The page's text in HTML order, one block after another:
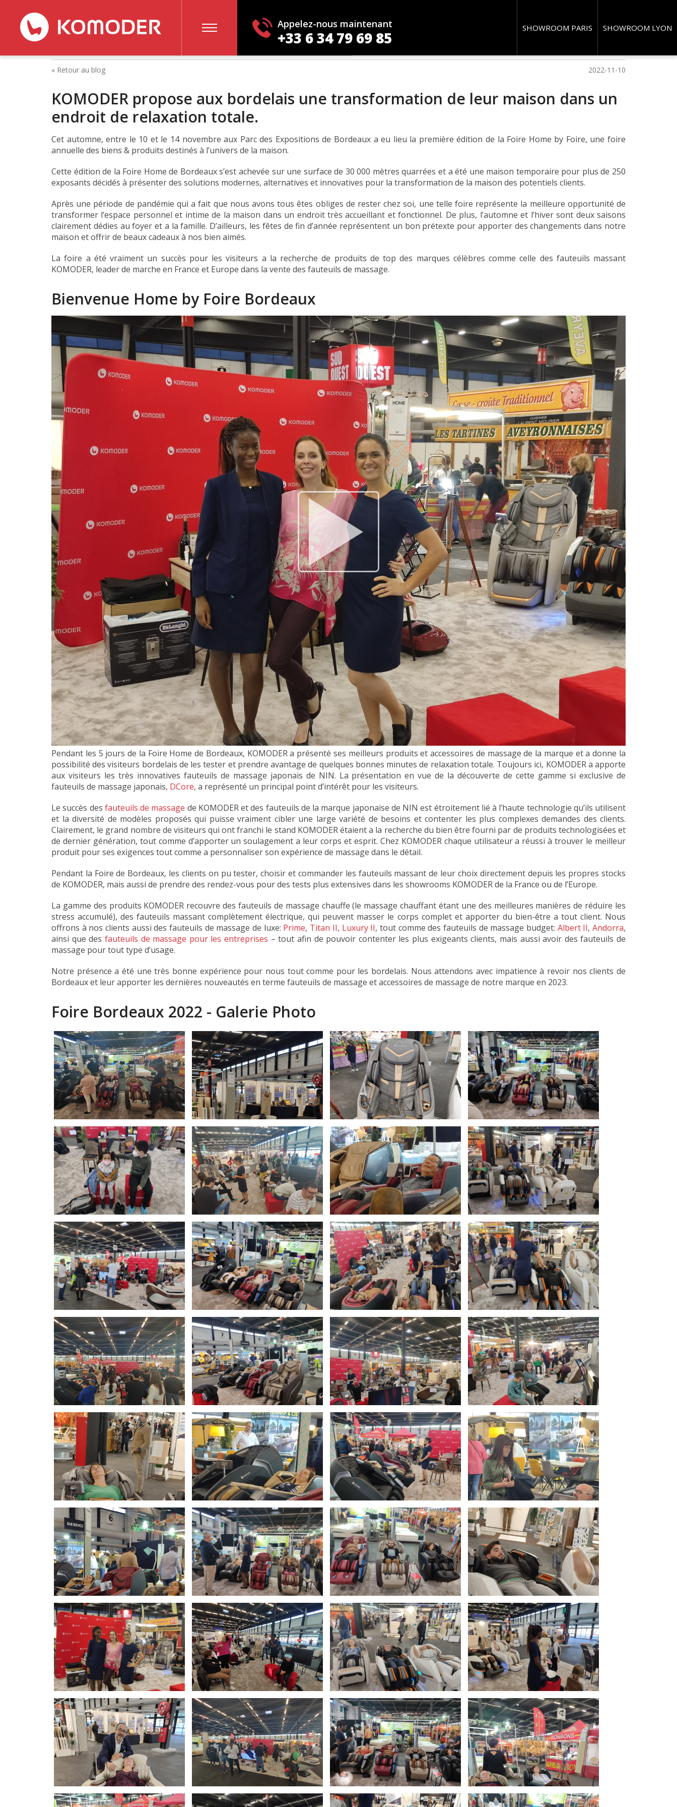
Appelez-nous maintenant
+33 6 34 79 69 85
SHOWROOM LYON
SHOWROOM PARIS
Home by Foire, les fauteuils de massage à Bordeaux
KOMODER BLOG BIENVENUE HOME BY FOIRE BORDEAUX
« Retour au blog 2022-11-10
KOMODER propose aux bordelais une transformation de leur maison dans un
endroit de relaxation totale.
Cet automne, entre le 10 et le 14 novembre aux Parc des Expositions de Bordeaux a eu lieu la première édition de la Foire Home by Foire, une foire
annuelle des biens & produits destinés à l’univers de la maison.
Cette édition de la Foire Home de Bordeaux s’est achevée sur une surface de 30 000 mètres quarrées et a été une maison temporaire pour plus de 250
exposants décidés à présenter des solutions modernes, alternatives et innovatives pour la transformation de la maison des potentiels clients.
Après une période de pandémie qui a fait que nous avons tous êtes obliges de rester chez soi, une telle foire représente la meilleure opportunité de
transformer l’espace personnel et intime de la maison dans un endroit très accueillant et fonctionnel. De plus, l’automne et l’hiver sont deux saisons
clairement dédies au foyer et a la famille. D’ailleurs, les fêtes de fin d’année représentent un bon prétexte pour apporter des changements dans notre
maison et offrir de beaux cadeaux à nos bien aimés.
La foire a été vraiment un succès pour les visiteurs a la recherche de produits de top des marques célèbres comme celle des fauteuils massant
KOMODER, leader de marche en France et Europe dans la vente des fauteuils de massage.
Bienvenue Home by Foire Bordeaux
Pendant les 5 jours de la Foire Home de Bordeaux, KOMODER a présenté ses meilleurs produits et accessoires de massage de la marque et a donne la
possibilité des visiteurs bordelais de les tester et prendre avantage de quelques bonnes minutes de relaxation totale. Toujours ici, KOMODER a apporte
aux visiteurs les très innovatives fauteuils de massage japonais de NIN. La présentation en vue de la découverte de cette gamme si exclusive de
fauteuils de massage japonais, DCore, a représenté un principal point d’intérêt pour les visiteurs.
Le succès des fauteuils de massage de KOMODER et des fauteuils de la marque japonaise de NIN est étroitement lié à l’haute technologie qu’ils utilisent
et la diversité de modèles proposés qui puisse vraiment cibler une large variété de besoins et contenter les plus complexes demandes des clients.
Clairement, le grand nombre de visiteurs qui ont franchi le stand KOMODER étaient a la recherche du bien être fourni par de produits technologisées et
de dernier génération, tout comme d’apporter un soulagement a leur corps et esprit. Chez KOMODER chaque utilisateur a réussi à trouver le meilleur
produit pour ses exigences tout comme a personnaliser son expérience de massage dans le détail.
Pendant la Foire de Bordeaux, les clients on pu tester, choisir et commander les fauteuils massant de leur choix directement depuis les propres stocks
de KOMODER, mais aussi de prendre des rendez-vous pour des tests plus extensives dans les showrooms KOMODER de la France ou de l’Europe.
La gamme des produits KOMODER recouvre des fauteuils de massage chauffe (le massage chauffant étant une des meilleures manières de réduire les
stress accumulé), des fauteuils massant complètement électrique, qui peuvent masser le corps complet et apporter du bien-être a tout client. Nous
offrons à nos clients aussi des fauteuils de massage de luxe: Prime, Titan II, Luxury II, tout comme des fauteuils de massage budget: Albert II,Andorra,
ainsi que des fauteuils de massage pour les entreprises – tout afin de pouvoir contenter les plus exigeants clients, mais aussi avoir des fauteuils de
massage pour tout type d’usage.
Notre présence a été une très bonne expérience pour nous tout comme pour les bordelais. Nous attendons avec impatience à revoir nos clients de
Bordeaux et leur apporter les dernières nouveautés en terme fauteuils de massage et accessoires de massage de notre marque en 2023.
Foire Bordeaux 2022 - Galerie Photo